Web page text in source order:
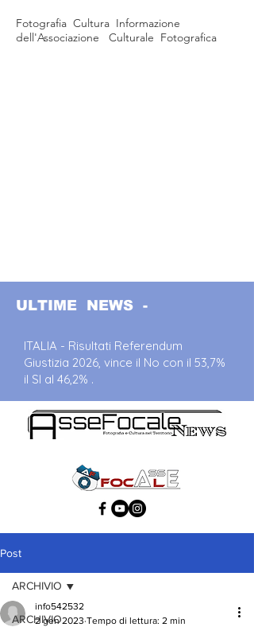
Fotografia Cultura Informazione
dell'Associazione Culturale Fotografica
ULTIME NEWS -
ITALIA - Risultati Referendum
Giustizia 2026, vince il No con il 53,7%
il SI al 46,2% .
Post
ARCHIVIO
ARCHIVIO
info542532
2 gen 2023 Tempo di lettura: 2 min